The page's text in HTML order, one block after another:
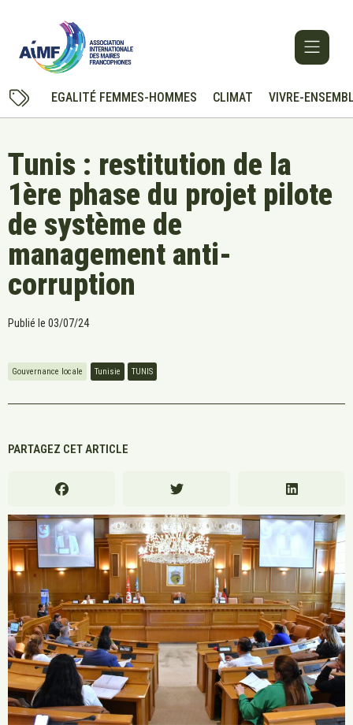
EGALITÉ FEMMES-HOMMES CLIMAT VIVRE-
Tunis : restitution de la
1ère phase du projet pilote
de système de
management anti-
corruption
Publié le 03/07/24
Gouvernance locale Tunisie TUNIS
PARTAGEZ CET ARTICLE